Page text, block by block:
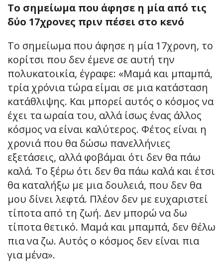
Το σημείωμα που άφησε η μία από τις
δύο 17χρονες πριν πέσει στο κενό
Το σημείωμα που άφησε η μία 17χρονη, το
κορίτσι που δεν έμενε σε αυτή την
πολυκατοικία, έγραφε: «Μαμά και μπαμπά,
τρία χρόνια τώρα είμαι σε μια κατάσταση
κατάθλιψης. Και μπορεί αυτός ο κόσμος να
έχει τα ωραία του, αλλά ίσως ένας άλλος
κόσμος να είναι καλύτερος. Φέτος είναι η
χρονιά που θα δώσω πανελλήνιες
εξετάσεις, αλλά φοβάμαι ότι δεν θα πάω
καλά. Το ξέρω ότι δεν θα πάω καλά και έτσι
θα καταλήξω με μια δουλειά, που δεν θα
μου δίνει λεφτά. Πλέον δεν με ευχαριστεί
τίποτα από τη ζωή. Δεν μπορώ να δω
τίποτα θετικό. Μαμά και μπαμπά, δεν θέλω
πια να ζω. Αυτός ο κόσμος δεν είναι πια
για μένα».